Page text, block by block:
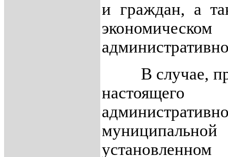
и граждан, а
В случае,